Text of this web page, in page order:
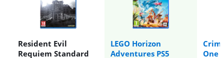
Resident Evil
Requiem Standard
LEGO Horizon
Adventures PS5
One